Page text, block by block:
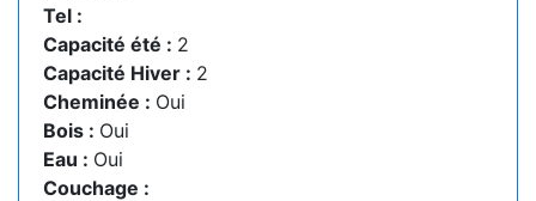
Tel :
Capacité été : 2
Capacité Hiver : 2
Cheminée : Oui
Bois : Oui
Eau : Oui
Couchage :